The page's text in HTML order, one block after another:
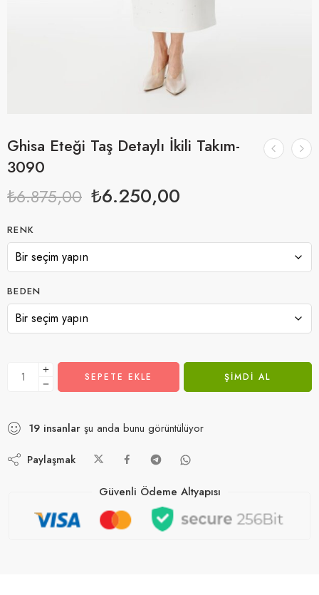
Ghisa Eteği Taş Detaylı İkili Takım-
3090
₺6.875,00 ₺6.250,00
RENK
BEDEN
SEPETE EKLE ŞIMDI AL
19 insanlar şu anda bunu görüntülüyor
Paylaşmak
Güvenli Ödeme Altyapısı